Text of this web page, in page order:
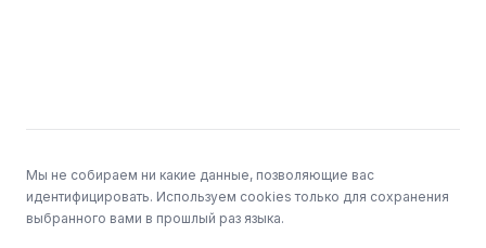
Мы не собираем ни какие данные, позволяющие вас
идентифицировать. Используем cookies только для сохранения
выбранного вами в прошлый раз языка.